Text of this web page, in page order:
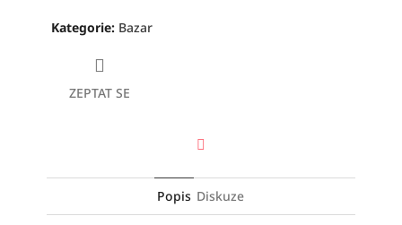
Kategorie: Bazar
ZEPTAT SE
Popis Diskuze